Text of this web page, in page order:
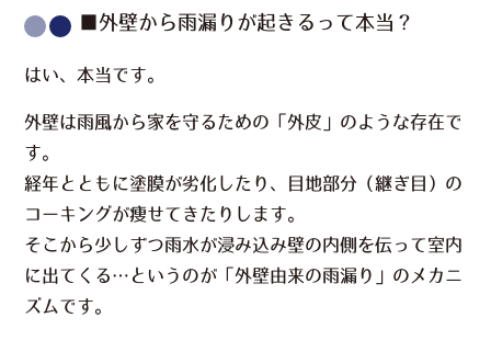
■外壁から雨漏りが起きるって本当？
はい、本当です。
外壁は雨風から家を守るための「外皮」のような存在で
す。
経年とともに塗膜が劣化したり、目地部分（継ぎ目）の
コーキングが痩せてきたりします。
そこから少しずつ雨水が浸み込み壁の内側を伝って室内
に出てくる…というのが 「外壁由来の雨漏り」 のメカニ
ズムです。